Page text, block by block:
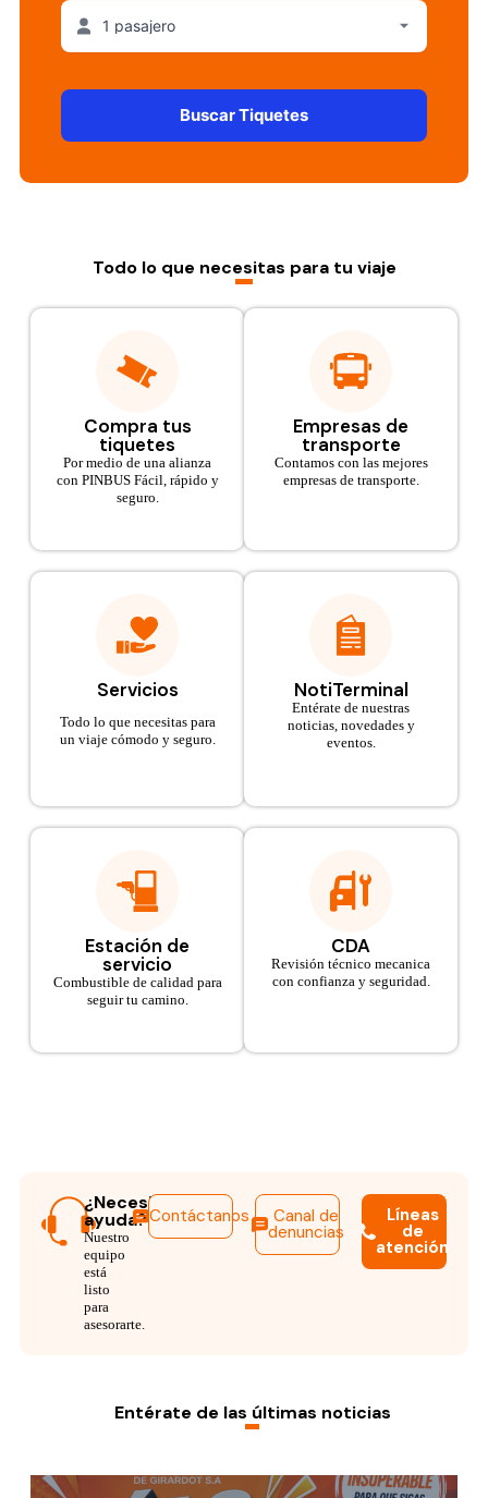
Buscar Tiquetes
Todo lo que necesitas para tu viaje
Compra tus
tiquetes
Por medio de una alianza
con PINBUS Fácil, rápido y
seguro.
Empresas de
transporte
Contamos con las mejores
empresas de transporte.
Servicios
Todo lo que necesitas para
un viaje cómodo y seguro.
NotiTerminal
Entérate de nuestras
noticias, novedades y
eventos.
Estación de
servicio
Combustible de calidad para
seguir tu camino.
CDA
Revisión técnico mecanica
con confianza y seguridad.
¿Necesitas
ayuda?
Nuestro
equipo
está
listo
para
asesorarte.
Contáctanos Canal de
denuncias
Líneas
de
atención
Entérate de las últimas noticias